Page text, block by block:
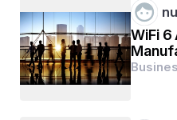
WiFi 6
2026